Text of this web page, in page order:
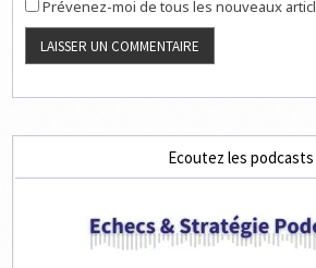
Prévenez-moi de tous les nouveaux
Ecoutez les podcasts